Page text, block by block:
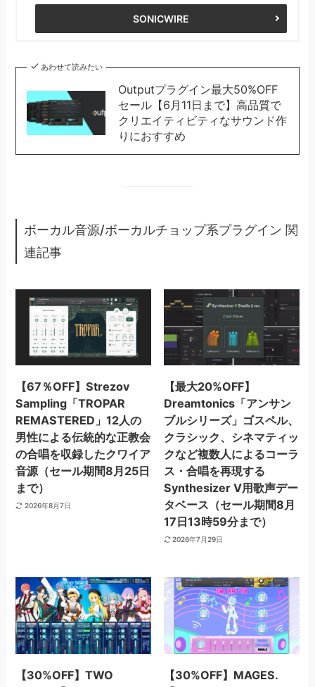
SONICWIRE
あわせて読みたい
Outputプラグイン最大50%OFF
セール【6月11日まで】高品質で
クリエイティビティなサウンド作
りにおすすめ
ボーカル音源/ボーカルチョップ系プラグイン 関
連記事
【67％OFF】Strezov
Sampling「TROPAR
REMASTERED」12人の
男性による伝統的な正教会
の合唱を収録したクワイア
音源（セール期間8月25日
まで）
2026年8月7日
【最大20%OFF】
Dreamtonics「アンサン
ブルシリーズ」ゴスペル、
クラシック、シネマティッ
クなど複数人によるコーラ
ス・合唱を再現する
Synthesizer V用歌声デー
タベース（セール期間8月
17日13時59分まで）
2026年7月29日
【30%OFF】TWO
【30%OFF】MAGES.